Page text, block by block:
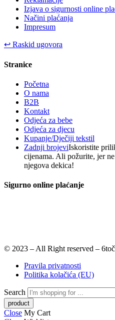
Izjava o sigurnosti online
Načini plaćanja
Impresum
↩ Raskid ugovora
Stranice
Početna
O nama
B2B
Kontakt
Odjeća za bebe
Odjeća za djecu
Kupanje/Dječiji tekstil
Zadnji brojeviIskoristite
cijenama. Ali požurite, jer
njegova dekica!
Sigurno online plaćanje
© 2023 – All Right reserved –
Pravila privatnosti
Politika kolačića (EU)
Search
Close My Cart